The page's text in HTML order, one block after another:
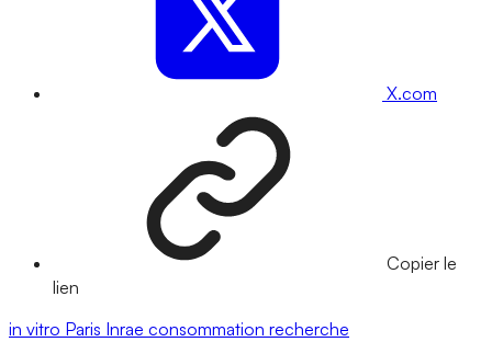
X.com
Copier le
lien
in vitro Paris Inrae consommation recherche